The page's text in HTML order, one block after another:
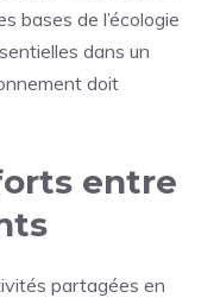
bases de l’écologie
dans un
doit
entre
partagées en